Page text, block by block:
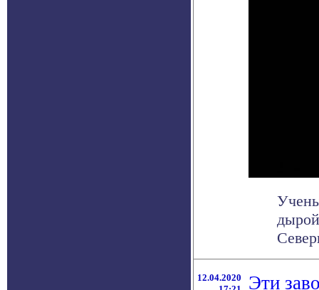
12.04.2020
Эти